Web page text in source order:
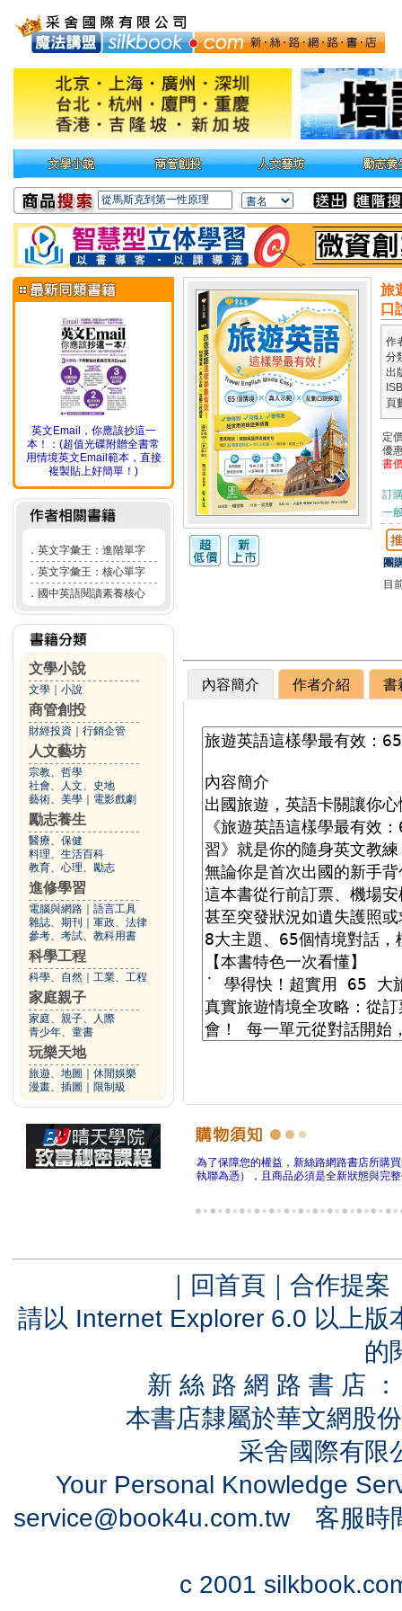
英文Email，你應該抄這一
本！：(超值光碟附贈全書常
用情境英文Email範本，直接
複製貼上好簡單！)
． 英文字彙王：進階單字
． 英文字彙王：核心單字
． 國中英語閱讀素養核心
文學小說
文學 小說
商管創投
財經投資 行銷企管
人文藝坊
宗教、哲學
社會、人文、史地
藝術、美學
電影戲劇
勵志養生
醫療、保健
料理、生活百科
教育、心理、勵志
進修學習
電腦與網路
語言工具
雜誌、期刊
軍政、法律
參考、考試、教科用書
科學工程
科學、自然 工業、工程
家庭親子
家庭、親子、人際
青少年、童書
玩樂天地
旅遊、地圖
休閒娛樂
漫畫、插圖
限制級
旅
口
作
分
出
頁
定
優
書
訂
一
團
目
內容簡介 作者介紹 書
為了保障您的權益，新絲路網路書店所購
執聯為憑），且商品必須是全新狀態與完
｜ 回首頁 ｜ 合作提案
請以 Internet Explorer 6.0 以上
的
新 絲 路 網 路 書 店
本書店隸屬於華文網股
采舍國際有
Your Personal Knowledge
service@book4u.com.tw客服時
c 2001